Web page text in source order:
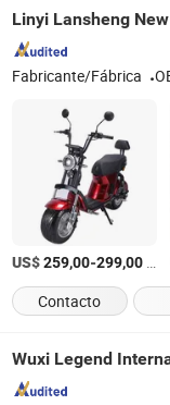
Linyi Lansheng
Fabricante/Fábrica
US$259,00-299,00
Contacto
Wuxi Legend